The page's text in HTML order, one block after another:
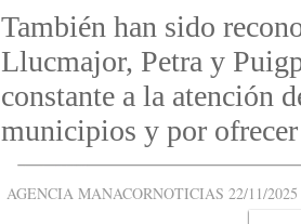
También han sido
Llucmajor, Petra y
constante a la atención
municipios y por ofrecer
AGENCIA MANACORNOTICIAS 22/11/